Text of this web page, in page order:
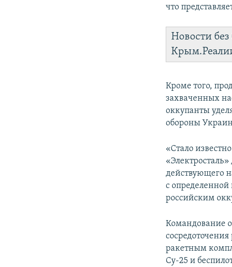
что
Новости
Кроме того,
захваченных
оккупанты
обороны
«Стало
действующего
с
российским
Командование
ракетным
Су-25 и